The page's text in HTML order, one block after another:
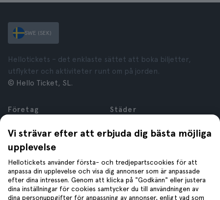
Vi strävar efter att erbjuda dig bästa möjliga
upplevelse
Hellotickets använder första- och tredjepartscookies för att
anpassa din upplevelse och visa dig annonser som är anpassade
efter dina intressen. Genom att klicka på "Godkänn" eller justera
dina inställningar för cookies samtycker du till användningen av
dina personuppgifter för anpassning av annonser, enligt vad som
SWE (SEK)
Hellotickets – det enklaste sättet att boka biljetter,
utflykter och aktiviteter runt om på jorden.
© Hello Ticket, SL.
Företag
Karriär
Anslutna företag
Recensioner
Sekretess
Regler och villkor
Juridisk Rådgivning
Städer
Rom
London
Granada
Kraków
Tenerife